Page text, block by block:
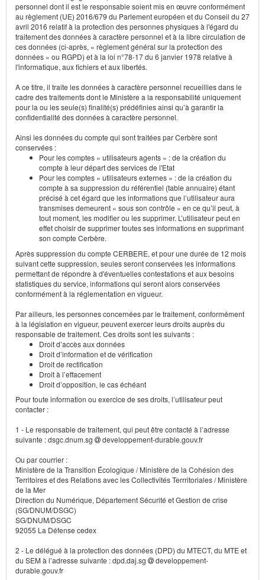
personnel dont il est le responsable soient mis en œuvre conformément
au règlement (UE) 2016/679 du Parlement européen et du Conseil du 27
avril 2016 relatif à la protection des personnes physiques à l'égard du
traitement des données à caractère personnel et à la libre circulation de
ces données (ci-après, « règlement général sur la protection des
données » ou RGPD) et à la loi n°78-17 du 6 janvier 1978 relative à
l'informatique, aux fichiers et aux libertés.
A ce titre, il traite les données à caractère personnel recueillies dans le
cadre des traitements dont le Ministère a la responsabilité uniquement
pour la ou les seule(s) finalité(s) prédéfinies ainsi qu’à garantir la
confidentialité des données à caractère personnel.
Ainsi les données du compte qui sont traitées par Cerbère sont
conservées :
Pour les comptes « utilisateurs agents » : de la création du
compte à leur départ des services de l'Etat
Pour les comptes « utilisateurs externes » : de la création du
compte à sa suppression du référentiel (table annuaire) étant
précisé à cet égard que les informations que l’utilisateur aura
transmises demeurent « sous son contrôle » en ce qu’il peut, à
tout moment, les modifier ou les supprimer. L’utilisateur peut en
effet choisir de supprimer toutes ses informations en supprimant
son compte Cerbère.
Après suppression du compte CERBERE, et pour une durée de 12 mois
suivant cette suppression, seules seront conservées les informations
permettant de répondre à d'éventuelles contestations et aux besoins
statistiques du service, informations qui seront alors conservées
conformément à la réglementation en vigueur.
Par ailleurs, les personnes concernées par le traitement, conformément
à la législation en vigueur, peuvent exercer leurs droits auprès du
responsable de traitement. Ces droits sont les suivants :
Droit d’accès aux données
Droit d’information et de vérification
Droit de rectification
Droit à l’effacement
Droit d’opposition, le cas échéant
Pour toute information ou exercice de ses droits, l’utilisateur peut
contacter :
1 - Le responsable de traitement, qui peut être contacté à l’adresse
suivante : dsgc.dnum.sg
developpement-durable.gouv.fr
Ou par courrier :
Ministère de la Transition Écologique / Ministère de la Cohésion des
Territoires et des Relations avec les Collectivités Terrritoriales / Ministère
de la Mer
Direction du Numérique, Département Sécurité et Gestion de crise
(SG/DNUM/DSGC)
SG/DNUM/DSGC
92055 La Défense cedex
2 - Le délégué à la protection des données (DPD) du MTECT, du MTE et
du SEM à l’adresse suivante : dpd.daj.sg
developpement-
durable.gouv.fr